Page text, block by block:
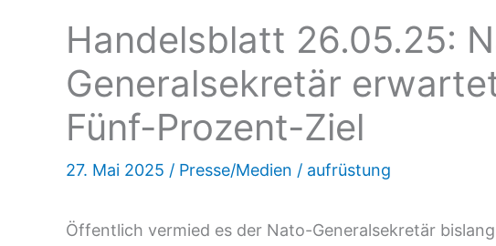
Handelsblatt 26.05.25:
Generalsekretär
Fünf-Prozent-Ziel
27. Mai 2025 / Presse/Medien / aufrüstung
Öffentlich vermied es der Nato-Generalsekretär